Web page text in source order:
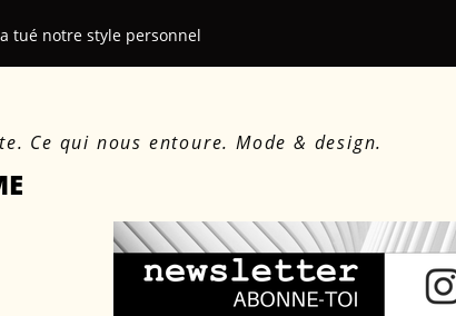
tué notre style personnel
Ce qui nous entoure. Mode & design.